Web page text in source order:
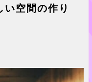
空間の作り